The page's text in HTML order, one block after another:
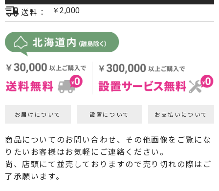
送料：
￥2,000
お届けについて 設置について お支払いについて
商品についてのお問い合わせ、その他画像をご覧にな
りたいお客様はお気軽にご連絡ください。
尚、店頭にて並売しておりますので売り切れの際はご
了承願います。